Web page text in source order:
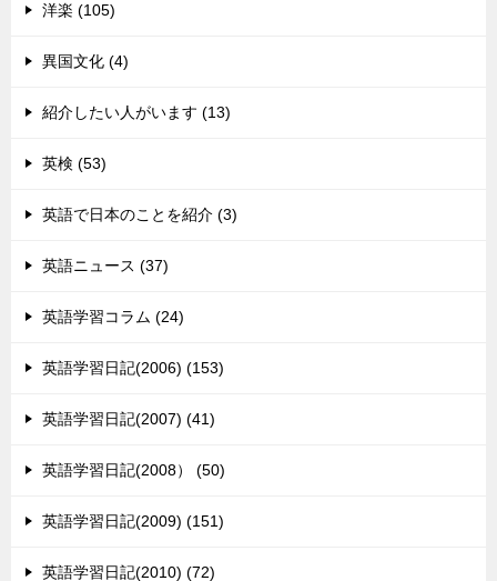
洋楽 (105)
異国文化 (4)
紹介したい人がいます (13)
英検 (53)
英語で日本のことを紹介 (3)
英語ニュース (37)
英語学習コラム (24)
英語学習日記(2006) (153)
英語学習日記(2007) (41)
英語学習日記(2008） (50)
英語学習日記(2009) (151)
英語学習日記(2010) (72)